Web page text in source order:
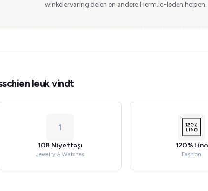
winkelervaring delen en andere Herm.io-leden helpen.
leuk vindt
1
108 Niyettaşı
Jewelry & Watches
120% Lino
Fashion